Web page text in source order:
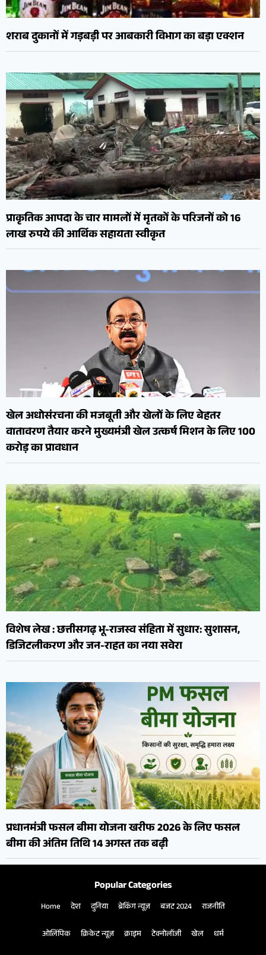
शराब दुकानों में गड़बड़ी पर आबकारी विभाग का बड़ा एक्शन
प्राकृतिक आपदा के चार मामलों में मृतकों के परिजनों को 16
लाख रुपये की आर्थिक सहायता स्वीकृत
खेल अधोसंरचना की मजबूती और खेलों के लिए बेहतर
वातावरण तैयार करने मुख्यमंत्री खेल उत्कर्ष मिशन के लिए 100
करोड़ का प्रावधान
विशेष लेख : छत्तीसगढ़ भू-राजस्व संहिता में सुधार: सुशासन,
डिजिटलीकरण और जन-राहत का नया सवेरा
प्रधानमंत्री फसल बीमा योजना खरीफ 2026 के लिए फसल
बीमा की अंतिम तिथि 14 अगस्त तक बढ़ी
Popular Categories
Home देश दुनिया ब्रेकिंग न्यूज़ बजट 2024 राजनीति
ओलिंपिक क्रिकेट न्यूज़ क्राइम टेक्नोलॉजी खेल धर्म